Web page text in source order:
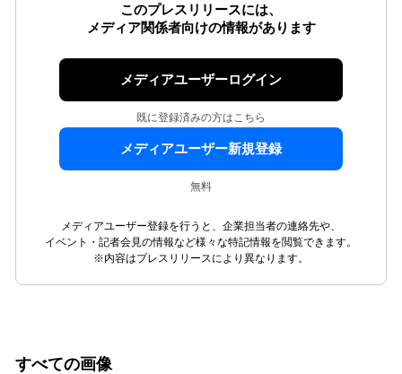
このプレスリリースには、
メディア関係者向けの情報があります
メディアユーザーログイン
既に登録済みの方はこちら
メディアユーザー新規登録
無料
メディアユーザー登録を行うと、企業担当者の連絡先や、
イベント・記者会見の情報など様々な特記情報を閲覧できます。
※内容はプレスリリースにより異なります。
すべての画像